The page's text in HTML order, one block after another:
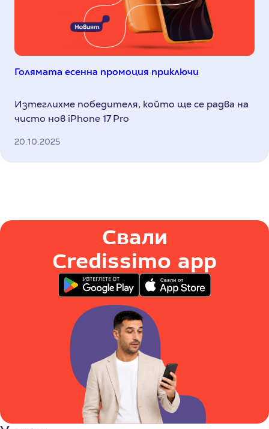
Голямата есенна промоция приключи
Изтеглихме победителя, който ще се радва на
чисто нов iPhone 17 Pro
20.10.2025
Свали
Credissimo app